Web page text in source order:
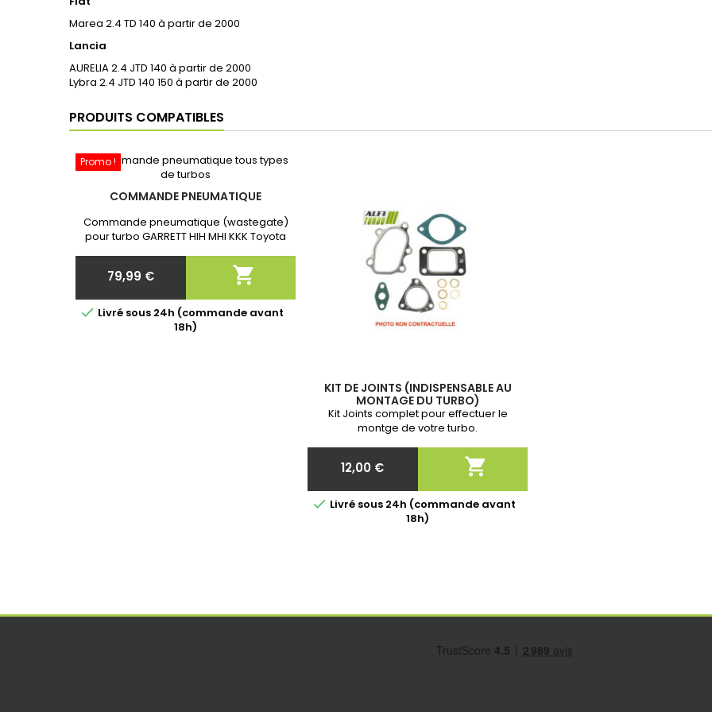
Marea 2.4 TD 140 à partir de 2000
Lancia
AURELIA 2.4 JTD 140 à partir de 2000
Lybra 2.4 JTD 140 150 à partir de 2000
PRODUITS COMPATIBLES
Promo !
COMMANDE PNEUMATIQUE
Commande pneumatique (wastegate)
pour turbo GARRETT HIH MHI KKK Toyota
communiquer nous la référence exacte
de votre turbo!
Prix
79,99 € 
 Livré sous 24h (commande avant
18h)
KIT DE JOINTS (INDISPENSABLE AU
MONTAGE DU TURBO)
Kit Joints complet pour effectuer le
montge de votre turbo.
Prix
12,00 € 
 Livré sous 24h (commande avant
18h)